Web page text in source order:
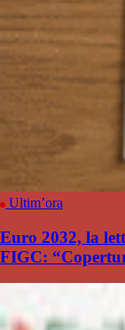
Ultim’ora
Euro 2032, la
FIGC: